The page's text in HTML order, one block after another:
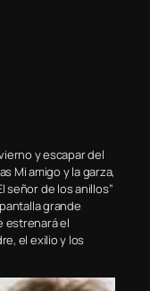
y escapar del
Mi amigo y la garza,
señor de los anillos”
grande
estrenará el
el exilio y los